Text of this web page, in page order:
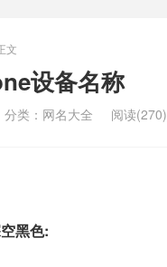
文
设备名称
分类： 网名大全 阅读(270)
黑色: